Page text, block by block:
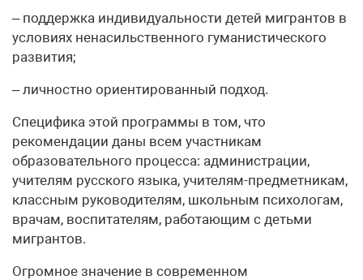
– поддержка индивидуальности детей мигрантов в
условиях ненасильственного гуманистического
развития;
– личностно ориентированный подход.
Специфика этой программы в том, что
рекомендации даны всем участникам
образовательного процесса: администрации,
учителям русского языка, учителям-предметникам,
классным руководителям, школьным психологам,
врачам, воспитателям, работающим с детьми
мигрантов.
Огромное значение в современном